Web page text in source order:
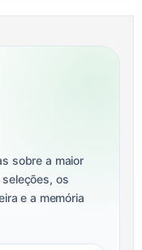
sobre a maior
os
e a memória